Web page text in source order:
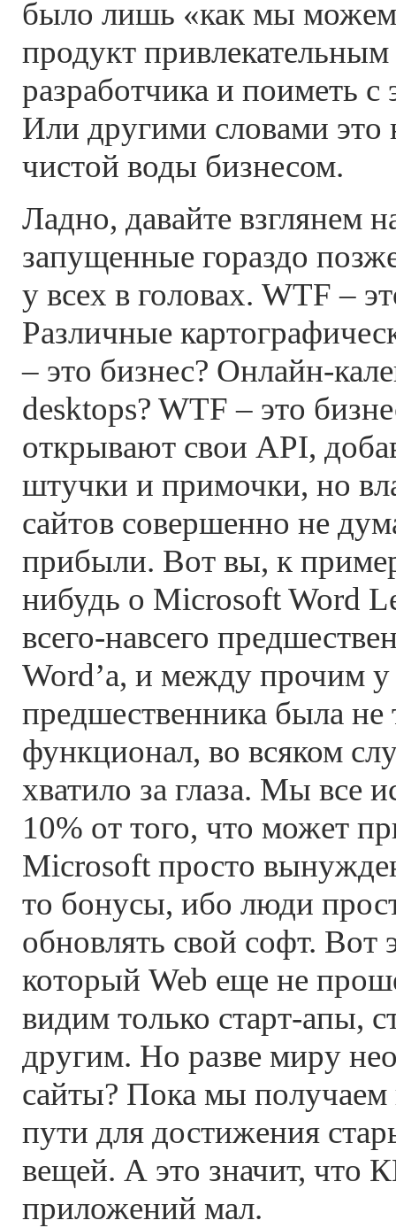
было лишь «как мы можем
продукт привлекательным
разработчика и поиметь с
Или другими словами это
чистой воды бизнесом.
Ладно, давайте взглянем
запущенные гораздо
у всех в головах. WTF –
Различные
– это бизнес? Онлайн-
desktops? WTF – это
открывают свои API,
штучки и примочки, но
сайтов совершенно не
прибыли. Вот вы, к
нибудь о Microsoft Word
всего-навсего
Word’а, и между прочим у
предшественника была
функционал, во всяком
хватило за глаза. Мы все
10% от того, что может
Microsoft просто
то бонусы, ибо люди
обновлять свой софт. Вот
который Web еще не
видим только старт-апы,
другим. Но разве миру
сайты? Пока мы
пути для достижения
вещей. А это значит, что
приложений мал.